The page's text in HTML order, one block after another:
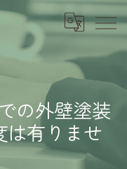
の外壁塗装
は有りませ